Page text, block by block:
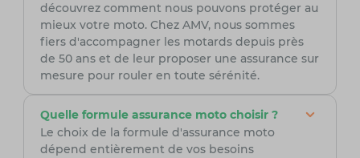
découvrez comment nous pouvons protéger au
mieux votre moto. Chez AMV, nous sommes
fiers d'accompagner les motards depuis près
de 50 ans et de leur proposer une assurance sur
mesure pour rouler en toute sérénité.
Quelle formule assurance moto choisir ?
Le choix de la formule d'assurance moto
dépend entièrement de vos besoins